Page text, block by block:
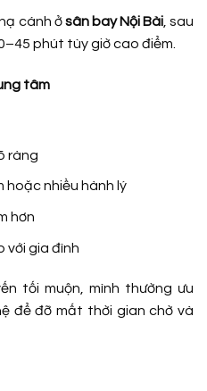
cánh ởsân bay Nội Bài, sau
phút tùy giờ cao điểm.
tâm
ràng
hoặc nhiều hành lý
hơn
với gia đình
tối muộn, mình thường ưu
để đỡ mất thời gian chờ và